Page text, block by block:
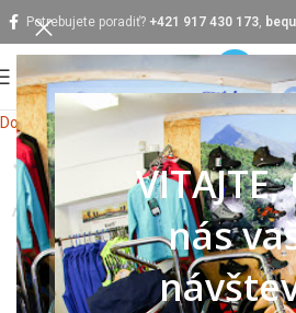
nás
Potrebujete poradiť? +421 917 430 173,
MENU
Domov Pracovné odevy Pracovné mikiny